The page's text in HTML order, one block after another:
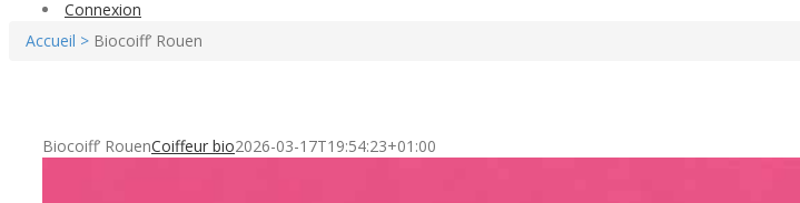
Connexion
Accueil > Biocoiff’ Rouen
Biocoiff’ RouenCoiffeur bio2026-03-17T19:54:23+01:00